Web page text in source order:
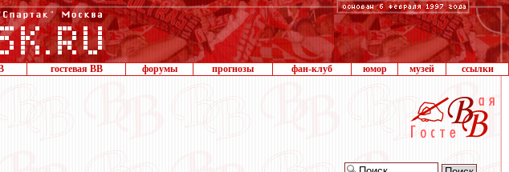
гостевая ВВ форумы прогнозы фан-клуб юмор музей ссылки